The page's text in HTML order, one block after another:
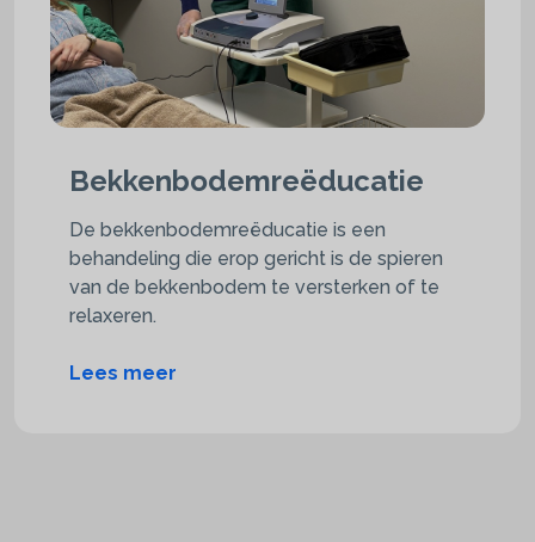
Bekkenbodem­reëducatie
De bekkenbodemreëducatie is een
behandeling die erop gericht is de spieren
van de bekkenbodem te versterken of te
relaxeren.
Lees meer